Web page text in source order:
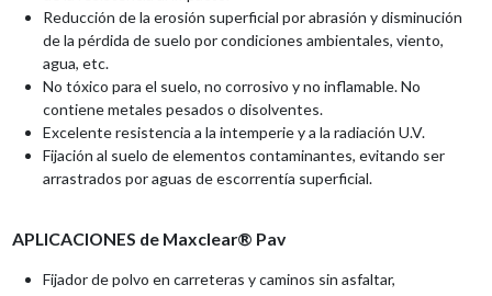
Reducción de la erosión superficial por abrasión y disminución
de la pérdida de suelo por condiciones ambientales, viento,
agua, etc.
No tóxico para el suelo, no corrosivo y no inflamable. No
contiene metales pesados o disolventes.
Excelente resistencia a la intemperie y a la radiación U.V.
Fijación al suelo de elementos contaminantes, evitando ser
arrastrados por aguas de escorrentía superficial.
APLICACIONES de Maxclear® Pav
Fijador de polvo en carreteras y caminos sin asfaltar,